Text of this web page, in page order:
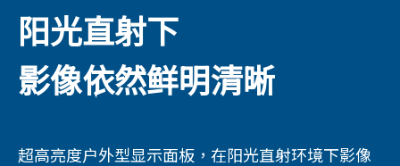
阳光直射下
影像依然鲜明清晰
超高亮度户外型显示面板，在阳光直射环境下影像